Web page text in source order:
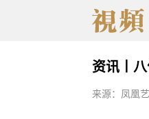
资讯丨
来源：凤凰